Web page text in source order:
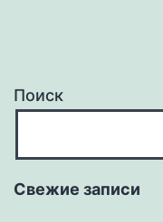
Поиск
Свежие записи